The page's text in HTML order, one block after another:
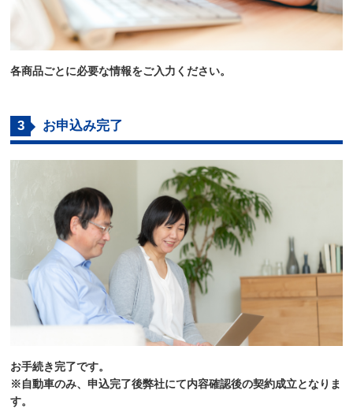
各商品ごとに必要な情報をご入力ください。
3 お申込み完了
お手続き完了です。
※自動車のみ、申込完了後弊社にて内容確認後の契約成立となりま
す。